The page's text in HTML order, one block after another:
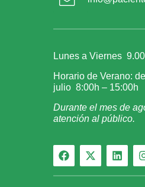
Lunes a Viernes
Horario de Verano:
julio 8:00h – 15:00h
Durante el mes de
atención al público.